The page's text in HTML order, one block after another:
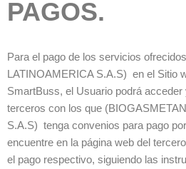
PAGOS.
Para el pago de los servicios
LATINOAMERICA S.A.S) en el Sitio
SmartBuss, el Usuario podrá
terceros con los que
S.A.S) tenga convenios para pago
encuentre en la página web del
el pago respectivo, siguiendo las